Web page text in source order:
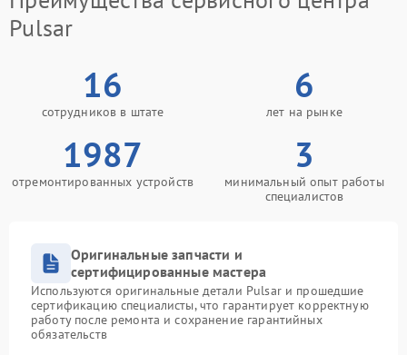
Pulsar
16
сотрудников в штате
6
лет на рынке
1987
отремонтированных устройств
3
минимальный опыт работы
специалистов
Оригинальные запчасти и
сертифицированные мастера
Используются оригинальные детали Pulsar и прошедшие
сертификацию специалисты, что гарантирует корректную
работу после ремонта и сохранение гарантийных
обязательств